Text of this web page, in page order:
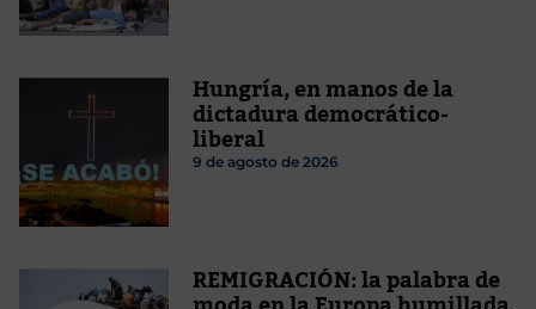
Hungría, en manos de la
dictadura democrático-
liberal
9 de agosto de 2026
REMIGRACIÓN: la palabra de